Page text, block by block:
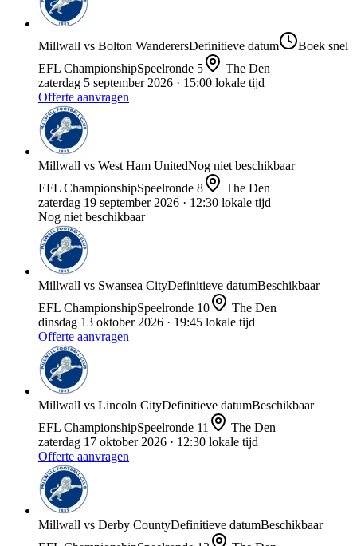
Millwall vs Bolton WanderersDefinitieve datum
Boek snel
EFL ChampionshipSpeelronde 5
The Den
zaterdag 5 september 2026 · 15:00 lokale tijd
Offerte aanvragen
Millwall vs West Ham UnitedNog niet beschikbaar
EFL ChampionshipSpeelronde 8
The Den
zaterdag 19 september 2026 · 12:30 lokale tijd
Nog niet beschikbaar
Millwall vs Swansea CityDefinitieve datumBeschikbaar
EFL ChampionshipSpeelronde 10
The Den
dinsdag 13 oktober 2026 · 19:45 lokale tijd
Offerte aanvragen
Millwall vs Lincoln CityDefinitieve datumBeschikbaar
EFL ChampionshipSpeelronde 11
The Den
zaterdag 17 oktober 2026 · 12:30 lokale tijd
Offerte aanvragen
Millwall vs Derby CountyDefinitieve datumBeschikbaar